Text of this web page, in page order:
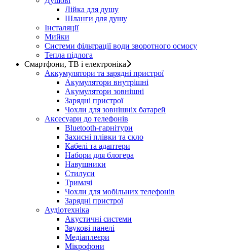
Лійка для душу
Шланги для душу
Інсталяції
Мийки
Системи фільтрації води зворотного осмосу
Тепла підлога
Смартфони, ТВ і електроніка
Аккумулятори та зарядні пристрої
Акумулятори внутрішні
Акумулятори зовнішні
Зарядні пристрої
Чохли для зовнішніх батарей
Аксесуари до телефонів
Bluetooth-гарнітури
Захисні плівки та скло
Кабелі та адаптери
Набори для блогера
Навушники
Стилуси
Тримачі
Чохли для мобільних телефонів
Зарядні пристрої
Аудіотехніка
Акустичні системи
Звукові панелі
Медіаплеєри
Мікрофони